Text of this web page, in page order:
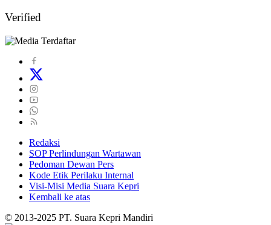
Verified
Redaksi
SOP Perlindungan Wartawan
Pedoman Dewan Pers
Kode Etik Perilaku Internal
Visi-Misi Media Suara Kepri
Kembali ke atas
© 2013-2025 PT. Suara Kepri Mandiri